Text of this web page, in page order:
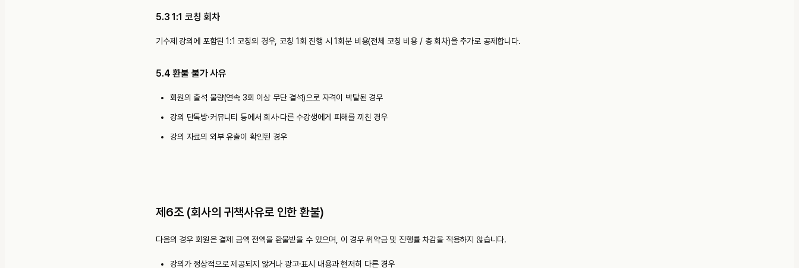
5.3 1:1 코칭 회차
기수제 강의에 포함된 1:1 코칭의 경우, 코칭 1회 진행 시 1회분 비용(전체 코칭 비용 / 총 회차)을 추가로 공제합니다.
5.4 환불 불가 사유
회원의 출석 불량(연속 3회 이상 무단 결석)으로 자격이 박탈된 경우
강의 단톡방·커뮤니티 등에서 회사·다른 수강생에게 피해를 끼친 경우
강의 자료의 외부 유출이 확인된 경우
제6조 (회사의 귀책사유로 인한 환불)
다음의 경우 회원은 결제 금액 전액을 환불받을 수 있으며, 이 경우 위약금 및 진행률 차감을 적용하지 않습니다.
강의가 정상적으로 제공되지 않거나 광고·표시 내용과 현저히 다른 경우